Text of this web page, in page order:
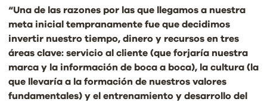
“Una de las razones por las que llegamos a nuestra
meta inicial tempranamente fue que decidimos
invertir nuestro tiempo, dinero y recursos en tres
áreas clave: servicio al cliente (que forjaría nuestra
marca y la información de boca a boca), la cultura (la
que llevaría a la formación de nuestros valores
fundamentales) y el entrenamiento y desarrollo del